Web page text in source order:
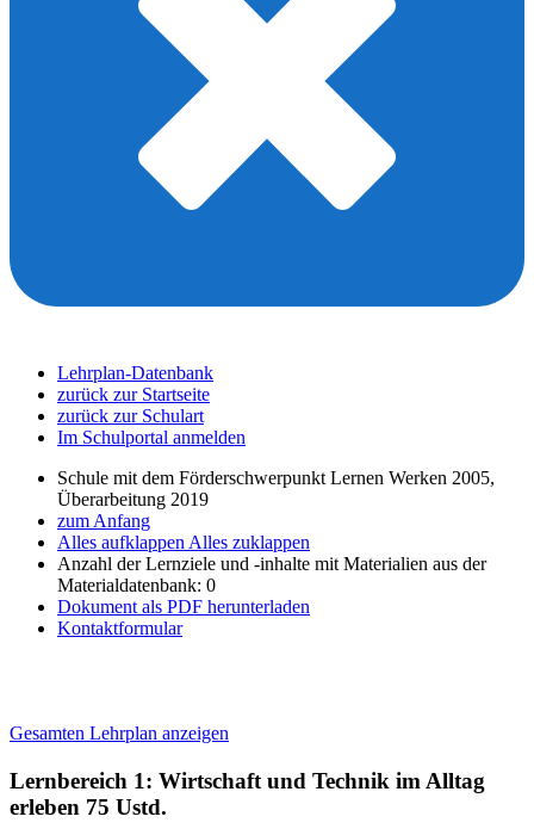
Lehrplan-Datenbank
zurück zur Startseite
zurück zur Schulart
Im Schulportal anmelden
Schule mit dem Förderschwerpunkt Lernen Werken 2005,
Überarbeitung 2019
zum Anfang
Alles aufklappen Alles zuklappen
Anzahl der Lernziele und -inhalte mit Materialien aus der
Materialdatenbank: 0
Dokument als PDF herunterladen
Kontaktformular
Gesamten Lehrplan anzeigen
Lernbereich 1: Wirtschaft und Technik im Alltag
erleben 75 Ustd.